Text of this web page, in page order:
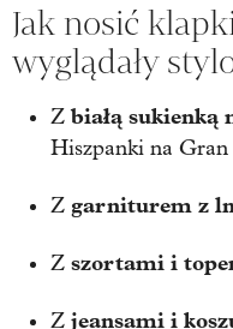
Jak nosić
wyglądały
Zbiałą sukienką
Hiszpanki na
Z garniturem z
Z szortami i
Z jeansami i